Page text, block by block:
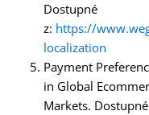
Dostupné
z: https://
localization
Payment
in Global
Markets. Dostupné